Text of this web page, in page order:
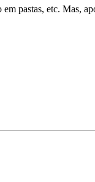
pastas, etc. Mas,